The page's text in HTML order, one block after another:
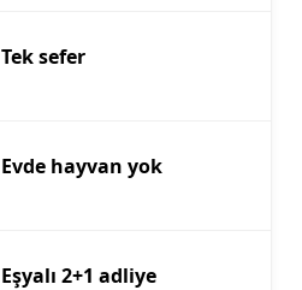
Tek sefer
Evde hayvan yok
Eşyalı 2+1 adliye